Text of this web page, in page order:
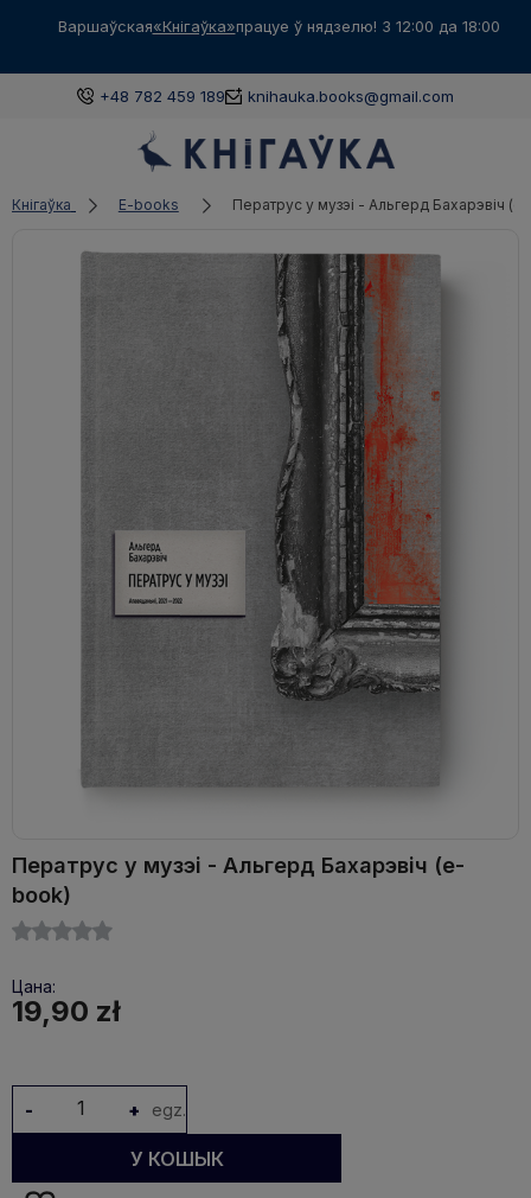
Варшаўская«Кнігаўка»працуе ў нядзелю! З 12:00 да 18:00
+48 782 459 189 knihauka.books@gmail.com
Кнігаўка E-books Ператрус у музэі - Альгерд Бахарэвіч
Ператрус у музэі - Альгерд Бахарэвіч (e-
book)
Цана:
19,90 zł
+
- egz.
У КОШЫК